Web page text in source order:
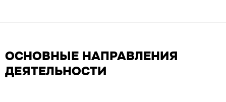
ОСНОВНЫЕ НАПРАВЛЕНИЯ
ДЕЯТЕЛЬНОСТИ